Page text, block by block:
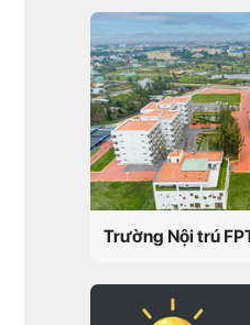
Trường Nội trú